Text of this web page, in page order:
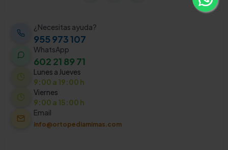
¿Necesitas ayuda?
955 973 107
WhatsApp
602 21 89 71
Lunes a Jueves
9:00 a 19:00 h
Viernes
9:00 a 15:00 h
Email
info@ortopediamimas.com